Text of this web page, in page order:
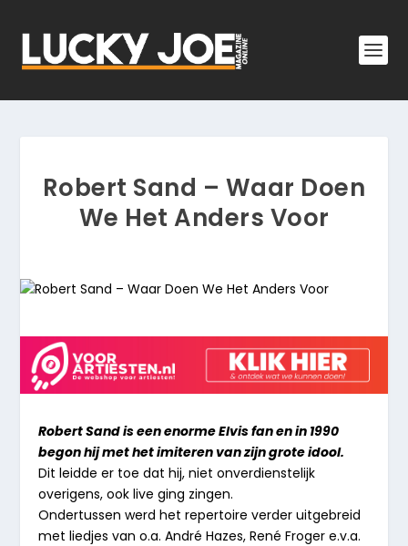
Robert Sand – Waar Doen
We Het Anders Voor
Robert Sand is een enorme Elvis fan en in 1990
begon hij met het imiteren van zijn grote idool.
Dit leidde er toe dat hij, niet onverdienstelijk
overigens, ook live ging zingen.
Ondertussen werd het repertoire verder uitgebreid
met liedjes van o.a. André Hazes, René Froger e.v.a.